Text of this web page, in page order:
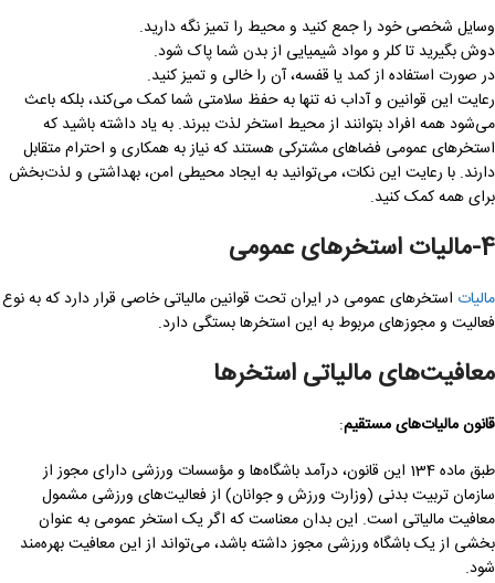
وسایل شخصی خود را جمع کنید و محیط را تمیز نگه دارید.
دوش بگیرید تا کلر و مواد شیمیایی از بدن شما پاک شود.
در صورت استفاده از کمد یا قفسه، آن را خالی و تمیز کنید.
رعایت این قوانین و آداب نه تنها به حفظ سلامتی شما کمک می‌کند، بلکه باعث
می‌شود همه افراد بتوانند از محیط استخر لذت ببرند. به یاد داشته باشید که
استخرهای عمومی فضاهای مشترکی هستند که نیاز به همکاری و احترام متقابل
دارند. با رعایت این نکات، می‌توانید به ایجاد محیطی امن، بهداشتی و لذت‌بخش
برای همه کمک کنید.
4-مالیات استخرهای عمومی
مالیات استخرهای عمومی در ایران تحت قوانین مالیاتی خاصی قرار دارد که به نوع
فعالیت و مجوزهای مربوط به این استخرها بستگی دارد.
معافیت‌های مالیاتی استخرها
قانون مالیات‌های مستقیم:
طبق ماده 134 این قانون، درآمد باشگاه‌ها و مؤسسات ورزشی دارای مجوز از
سازمان تربیت بدنی (وزارت ورزش و جوانان) از فعالیت‌های ورزشی مشمول
معافیت مالیاتی است. این بدان معناست که اگر یک استخر عمومی به عنوان
بخشی از یک باشگاه ورزشی مجوز داشته باشد، می‌تواند از این معافیت بهره‌مند
شود.